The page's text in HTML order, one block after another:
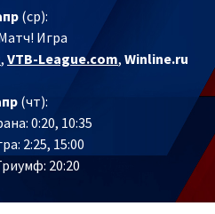
(ср):
Игра
, VTB-League.com, Winline.ru
(чт):
0:20, 10:35
2:25, 15:00
20:20